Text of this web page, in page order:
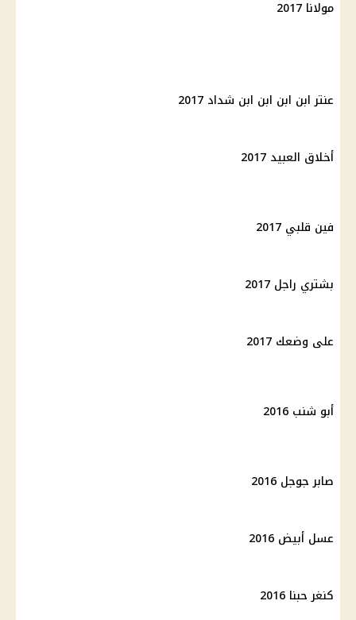
مولانا 2017
عنتر ابن ابن ابن ابن شداد 2017
أخلاق العبيد 2017
فين قلبي 2017
بشتري راجل 2017
على وضعك 2017
أبو شنب 2016
صابر جوجل 2016
عسل أبيض 2016
كنغر حبنا 2016